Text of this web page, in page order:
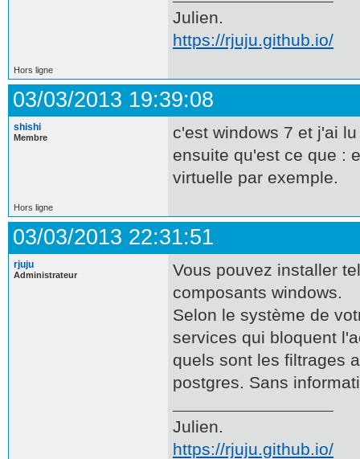
Julien.
https://rjuju.github.io/
Hors ligne
03/03/2013 19:39:08
shishi
Membre
c'est windows 7 et j'ai
ensuite qu'est ce que :
virtuelle par exemple.
Hors ligne
03/03/2013 22:31:51
rjuju
Administrateur
Vous pouvez installer
composants windows.
Selon le système de
services qui bloquent
quels sont les filtrages
postgres. Sans
Julien.
https://rjuju.github.io/